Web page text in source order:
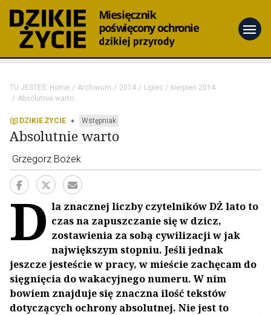
menu
TU JESTEŚ: Home Archiwum 2014
Lipiec / sierpień 2014
Absolutnie warto
DZIKIE ŻYCIE • Wstępniak
Absolutnie warto
Grzegorz Bożek
D la znacznej liczby czytelników DŻ lato to
czas na zapuszczanie się w dzicz,
zostawienia za sobą cywilizacji w jak
największym stopniu. Jeśli jednak
jeszcze jesteście w pracy, w mieście zachęcam do
sięgnięcia do wakacyjnego numeru. W nim
bowiem znajduje się znaczna ilość tekstów
dotyczących ochrony absolutnej. Nie jest to